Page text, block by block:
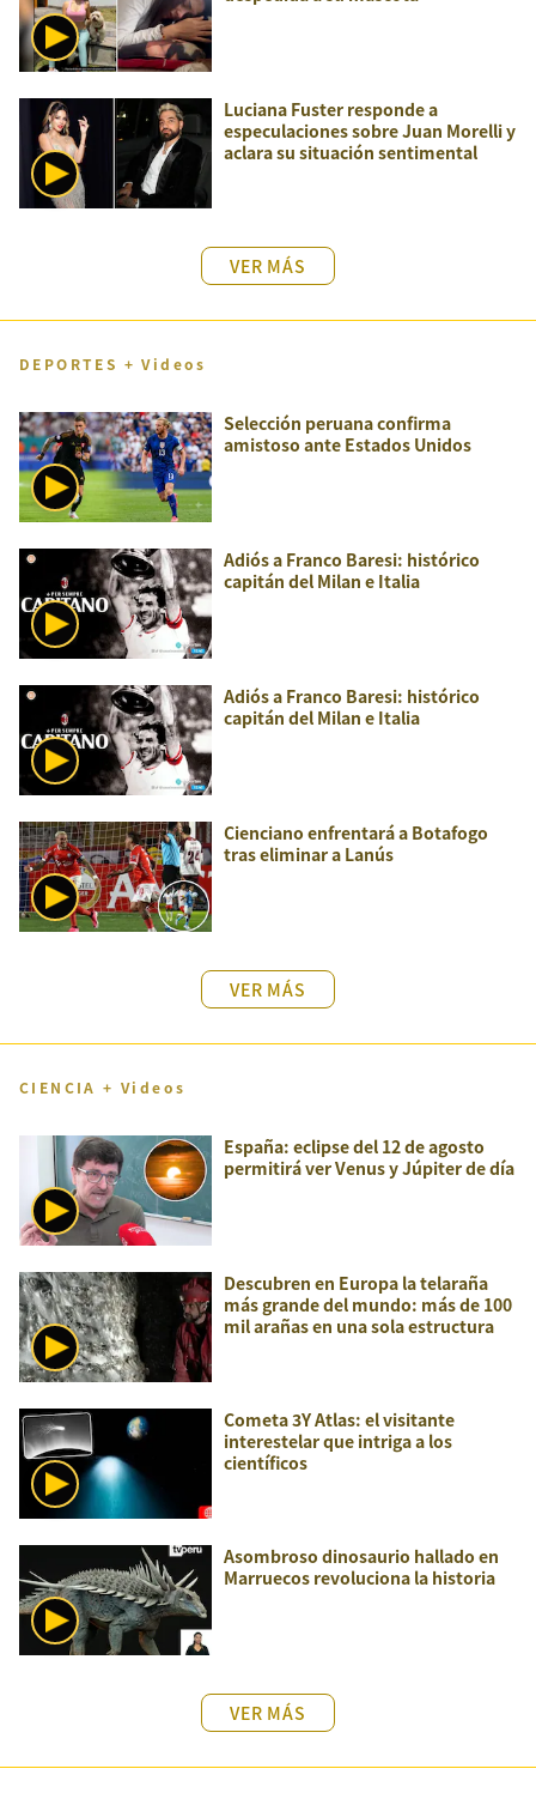
Luciana Fuster responde a
especulaciones sobre Juan Morelli y
aclara su situación sentimental
VER MÁS
DEPORTES + Videos
Selección peruana confirma
amistoso ante Estados Unidos
Adiós a Franco Baresi: histórico
capitán del Milan e Italia
Adiós a Franco Baresi: histórico
capitán del Milan e Italia
Cienciano enfrentará a Botafogo
tras eliminar a Lanús
VER MÁS
CIENCIA + Videos
España: eclipse del 12 de agosto
permitirá ver Venus y Júpiter de día
Descubren en Europa la telaraña
más grande del mundo: más de 100
mil arañas en una sola estructura
Cometa 3Y Atlas: el visitante
interestelar que intriga a los
científicos
Asombroso dinosaurio hallado en
Marruecos revoluciona la historia
VER MÁS